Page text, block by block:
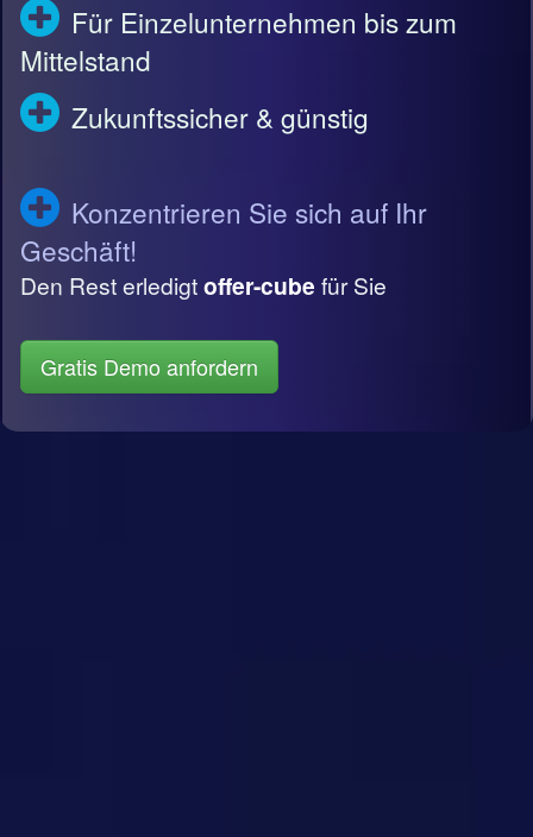
Für Einzelunternehmen bis zum
Mittelstand
Zukunftssicher & günstig
Konzentrieren Sie sich auf Ihr
Geschäft!
Den Rest erledigtoffer-cube für Sie
Gratis Demo anfordern